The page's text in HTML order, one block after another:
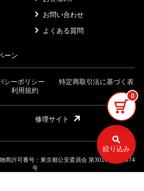
0
絞り込み
ーン
お問い合わせ
よくある質問
シーポリシー
特定商取引法に基づく表
利用規約
修理サイト
商許可番号：東京都公安委員会 第301032121874
号